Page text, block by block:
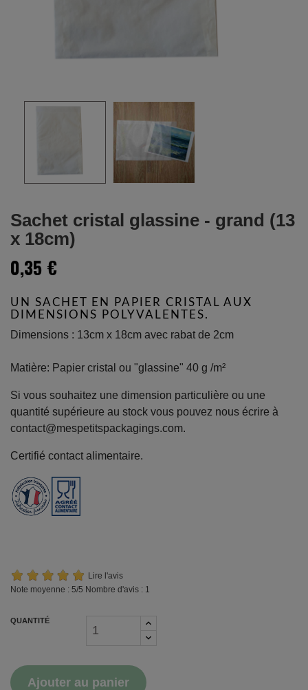
Sachet cristal glassine - grand (13
x 18cm)
0,35 €
UN SACHET EN PAPIER CRISTAL AUX
DIMENSIONS POLYVALENTES.
Dimensions : 13cm x 18cm avec rabat de 2cm
Matière: Papier cristal ou "glassine" 40 g /m²
Si vous souhaitez une dimension particulière ou une
quantité supérieure au stock vous pouvez nous écrire à
contact@mespetitspackagings.com.
Certifié contact alimentaire.
Lire l'avis
Note moyenne : 5/5 Nombre d'avis : 1
QUANTITÉ
Ajouter au panier